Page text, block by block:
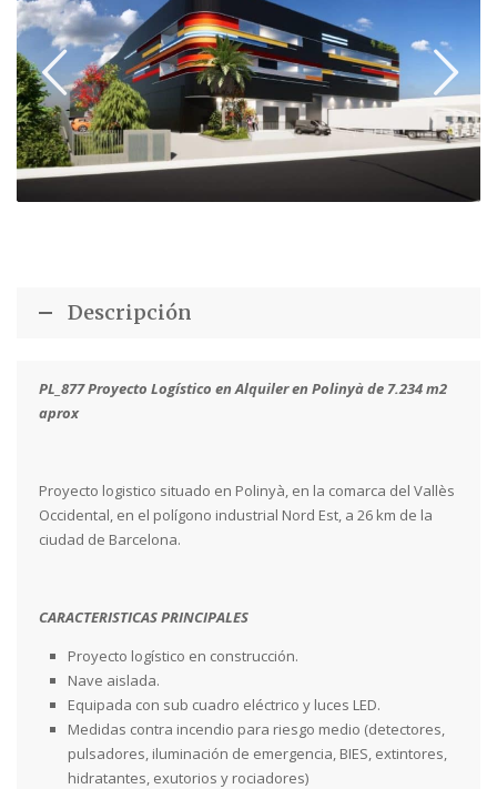
Descripción
PL_877 Proyecto Logístico en Alquiler en Polinyà de 7.234 m2
aprox
Proyecto logistico situado en Polinyà, en la comarca del Vallès
Occidental, en el polígono industrial Nord Est, a 26 km de la
ciudad de Barcelona.
CARACTERISTICAS PRINCIPALES
Proyecto logístico en construcción.
Nave aislada.
Equipada con sub cuadro eléctrico y luces LED.
Medidas contra incendio para riesgo medio (detectores,
pulsadores, iluminación de emergencia, BIES, extintores,
hidratantes, exutorios y rociadores)